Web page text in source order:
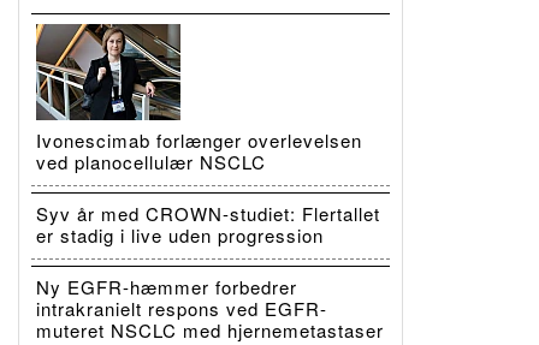
Ivonescimab forlænger overlevelsen
ved planocellulær NSCLC
Syv år med CROWN-studiet: Flertallet
er stadig i live uden progression
Ny EGFR-hæmmer forbedrer
intrakranielt respons ved EGFR-
muteret NSCLC med hjernemetastaser